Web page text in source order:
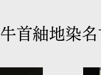
牛首紬地染